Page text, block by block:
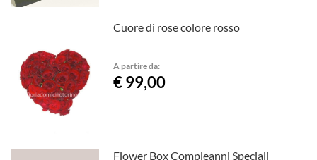
Cuore di rose colore rosso
A partire da:
€ 99,00
Flower Box Compleanni Speciali